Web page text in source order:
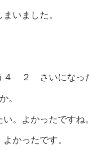
いました。
４ ２ さいになっ
。
。よかったですね。
かったです。